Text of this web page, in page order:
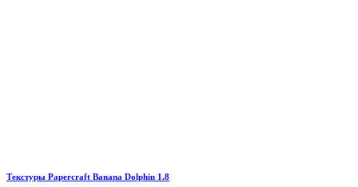
Текстуры Papercraft Banana Dolphin 1.8